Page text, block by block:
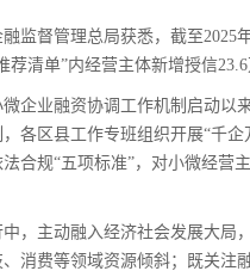
督管理总局获悉，截至2025
荐清单”内经营主体新增授信
业融资协调工作机制启动以
各区县工作专班组织开展“千
合规“五项标准”，对小微经营
主动融入经济社会发展大局
消费等领域资源倾斜；既关注